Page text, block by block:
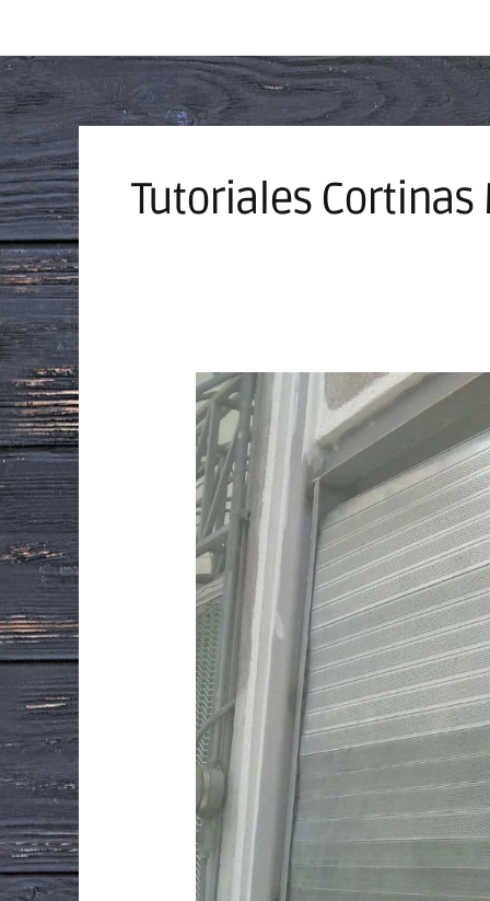
Tutoriales
cortinas
metalicas:
precio